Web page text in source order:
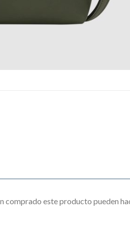
comprado este producto pueden